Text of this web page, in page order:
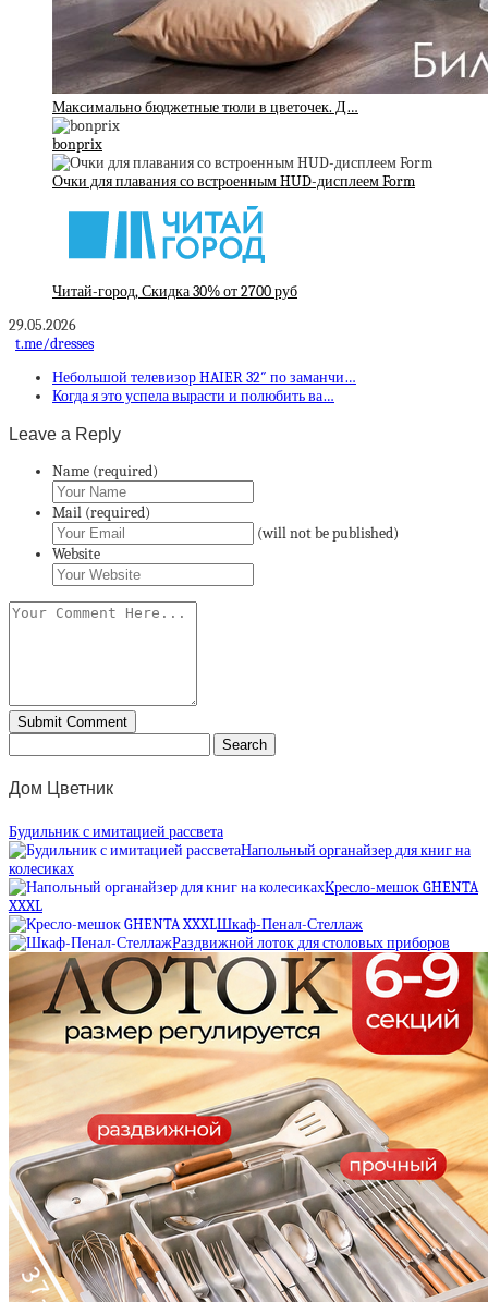
Максимально бюджетные тюли в цветочек. Д…
bonprix
Очки для плавания со встроенным HUD-дисплеем Form
Читай-город, Скидка 30% от 2700 руб
29.05.2026
t.me/dresses
Небольшой телевизор HAIER 32″ по заманчи…
Когда я это успела вырасти и полюбить ва…
Leave a Reply
Name (required)
Mail (required)
(will not be published)
Website
Дом Цветник
Будильник с имитацией рассвета
Напольный органайзер для книг на
колесиках
Кресло-мешок GHENTA
XXXL
Шкаф-Пенал-Стеллаж
Раздвижной лоток для столовых приборов